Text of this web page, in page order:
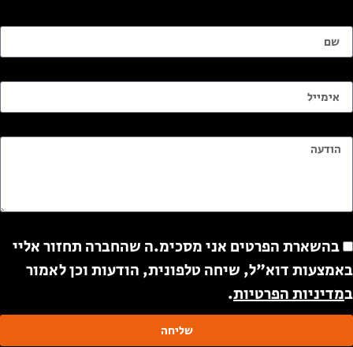
בהשארת הפרטים אני מסכימ.ה שהחברה תחזור אליי
דוא"ל, שיחה טלפונית, הודעות וכן לאמור
מדיניות הפרטיות.
שליחה